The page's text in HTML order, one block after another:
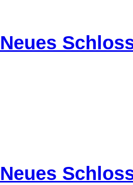
Neues
Neues